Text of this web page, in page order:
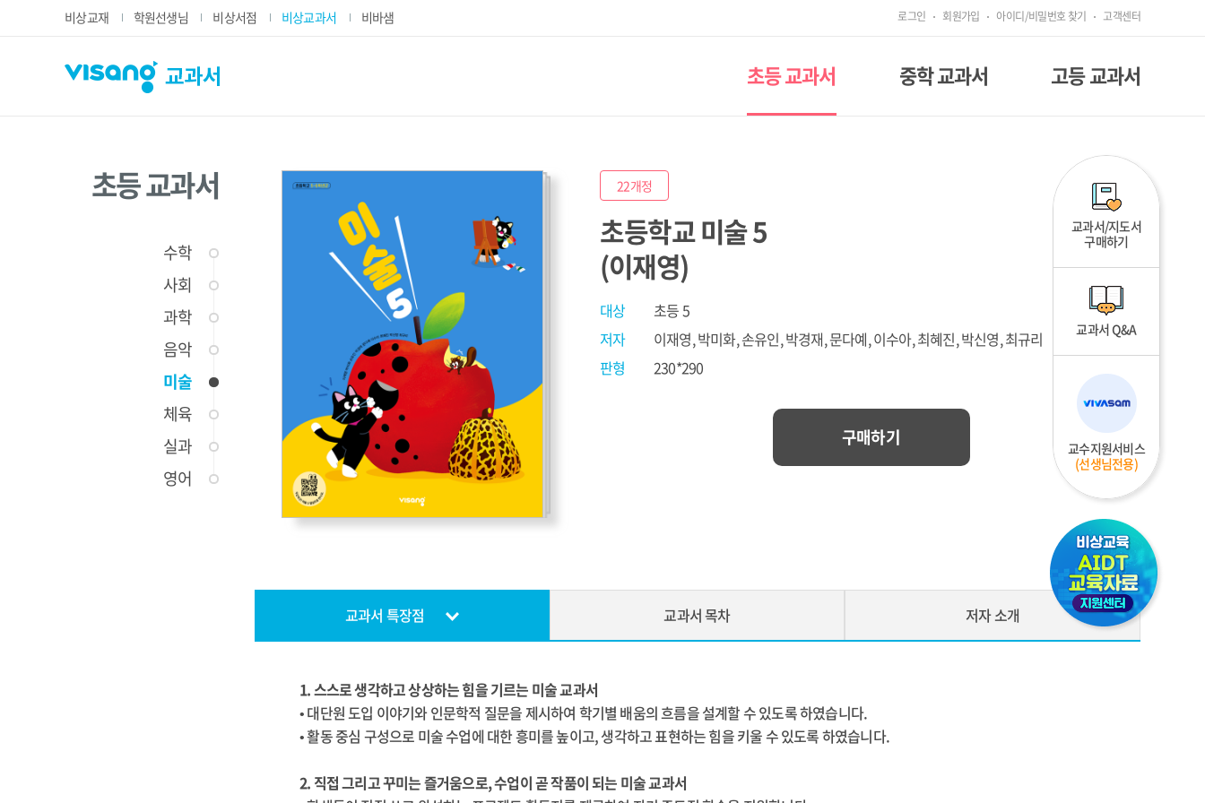
비상교재 학원선생님 비상서점 비상교과서 비바샘 로그인 회원가입 아이디/비밀번호 찾기 고객센터
초등 교과서 중학 교과서 고등 교과서
초등 교과서
수학
사회
과학
음악
미술
체육
실과
영어
22개정
초등학교 미술 5
(이재영)
대상
초등 5
저자
이재영, 박미화, 손유인, 박경재, 문다예, 이수아, 최혜진, 박신영, 최규리
판형
230*290
구매하기
교과서 특장점 교과서 목차 저자 소개
1. 스스로 생각하고 상상하는 힘을 기르는 미술 교과서
• 대단원 도입 이야기와 인문학적 질문을 제시하여 학기별 배움의 흐름을 설계할 수 있도록 하였습니다.
• 활동 중심 구성으로 미술 수업에 대한 흥미를 높이고, 생각하고 표현하는 힘을 키울 수 있도록 하였습니다.
2. 직접 그리고 꾸미는 즐거움으로, 수업이 곧 작품이 되는 미술 교과서
교과서/지도서
구매하기
교과서 Q&A
교수지원서비스
(선생님전용)